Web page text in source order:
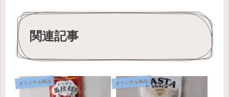
関連記事
オリジナル商品 オリジナル商品